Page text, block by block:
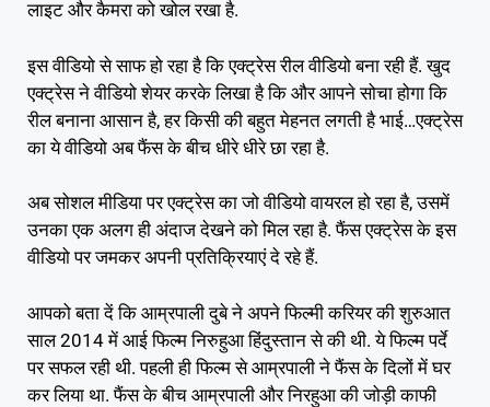
लाइट और कैमरा को खोल रखा है.
इस वीडियो से साफ हो रहा है कि एक्ट्रेस रील वीडियो बना रही हैं. खुद
एक्ट्रेस ने वीडियो शेयर करके लिखा है कि और आपने सोचा होगा कि
रील बनाना आसान है, हर किसी की बहुत मेहनत लगती है भाई…एक्ट्रेस
का ये वीडियो अब फैंस के बीच धीरे धीरे छा रहा है.
अब सोशल मीडिया पर एक्ट्रेस का जो वीडियो वायरल हो रहा है, उसमें
उनका एक अलग ही अंदाज देखने को मिल रहा है. फैंस एक्ट्रेस के इस
वीडियो पर जमकर अपनी प्रतिक्रियाएं दे रहे हैं.
आपको बता दें कि आम्रपाली दुबे ने अपने फिल्मी करियर की शुरुआत
साल 2014 में आई फिल्म निरुहुआ हिंदुस्तान से की थी. ये फिल्म पर्दे
पर सफल रही थी. पहली ही फिल्म से आम्रपाली ने फैंस के दिलों में घर
कर लिया था. फैंस के बीच आम्रपाली और निरहुआ की जोड़ी काफी